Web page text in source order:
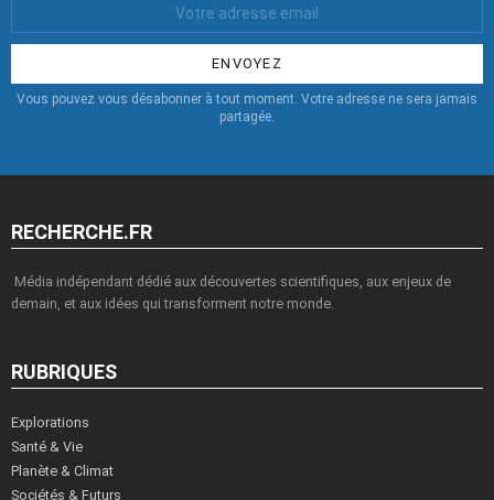
:
Vous pouvez vous désabonner à tout moment. Votre adresse ne sera jamais
partagée.
RECHERCHE.FR
Média indépendant dédié aux découvertes scientifiques, aux enjeux de
demain, et aux idées qui transforment notre monde.
RUBRIQUES
Explorations
Santé & Vie
Planète & Climat
Sociétés & Futurs